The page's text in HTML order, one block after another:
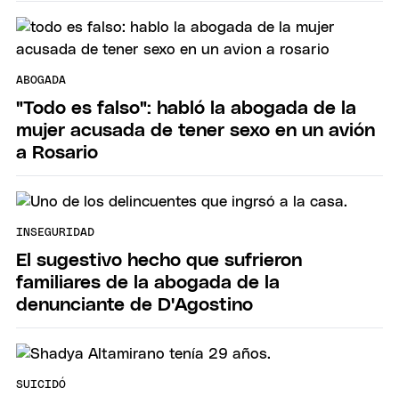
ABOGADA
"Todo es falso": habló la abogada de la
mujer acusada de tener sexo en un avión
a Rosario
INSEGURIDAD
El sugestivo hecho que sufrieron
familiares de la abogada de la
denunciante de D'Agostino
SUICIDÓ